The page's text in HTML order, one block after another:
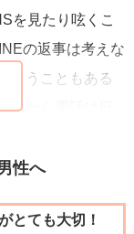
を見たり呟くこ
の返事は考えな
まうこともある
したら電話は日
としてみて、話
した。
性へ
とても大切！